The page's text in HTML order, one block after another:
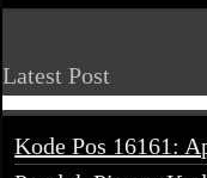
Latest Post
Kode Pos 16161: